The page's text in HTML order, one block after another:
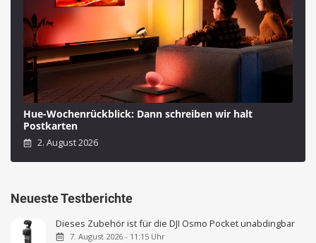
Hue-Wochenrückblick: Dann schreiben wir halt
Postkarten
2. August 2026
Neueste Testberichte
Dieses Zubehör ist für die DJI Osmo Pocket unabdingbar
7. August 2026 - 11:15 Uhr